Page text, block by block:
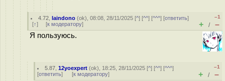
4.72 ,laindono (ok), 08:08, 28/11/2025 [^] [^^] [^^^] [ответить]
[↑] [к модератору]
–1
+ / –
Я пользуюсь.
5.87 ,12yoexpert (ok), 18:25, 28/11/2025 [^] [^^] [^^^]
[ответить] [к модератору]
–1
+ / –